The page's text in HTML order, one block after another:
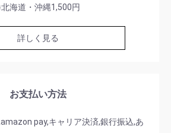
海道・沖縄1,500円
詳しく見る
お支払い方法
pay,キャリア決済,銀行振込,あ